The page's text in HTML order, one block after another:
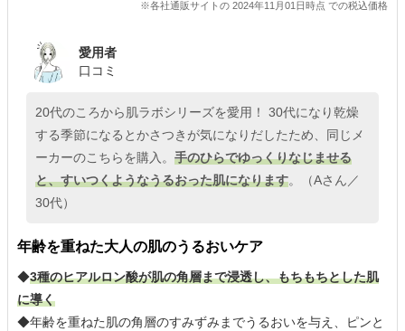
※各社通販サイトの 2024年11月01日時点 での税込価格
愛用者
口コミ
20代のころから肌ラボシリーズを愛用！ 30代になり乾燥
する季節になるとかさつきが気になりだしたため、同じメ
ーカーのこちらを購入。 手のひらでゆっくりなじませる
と、すいつくようなうるおった肌になります。（Aさん／
30代）
年齢を重ねた大人の肌のうるおいケア
◆3種のヒアルロン酸が肌の角層まで浸透し、もちもちとした肌
に導く
◆年齢を重ねた肌の角層のすみずみまでうるおいを与え、ピンと